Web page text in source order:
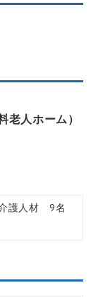
老人ホーム）
護人材 9名